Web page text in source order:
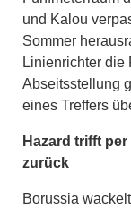
und Kalou
Sommer
Linienrichter die
Abseitsstellung
eines Treffers
Hazard trifft
zurück
Borussia